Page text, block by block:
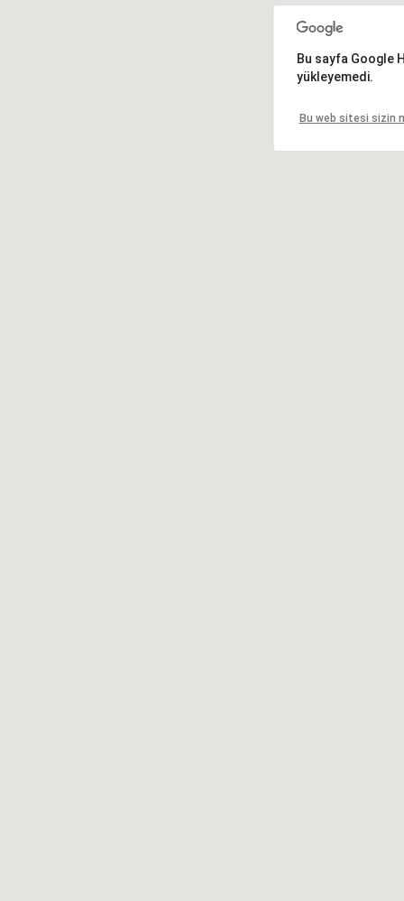
Bu sayfa Google
yükleyemedi.
Bu web sitesi sizin